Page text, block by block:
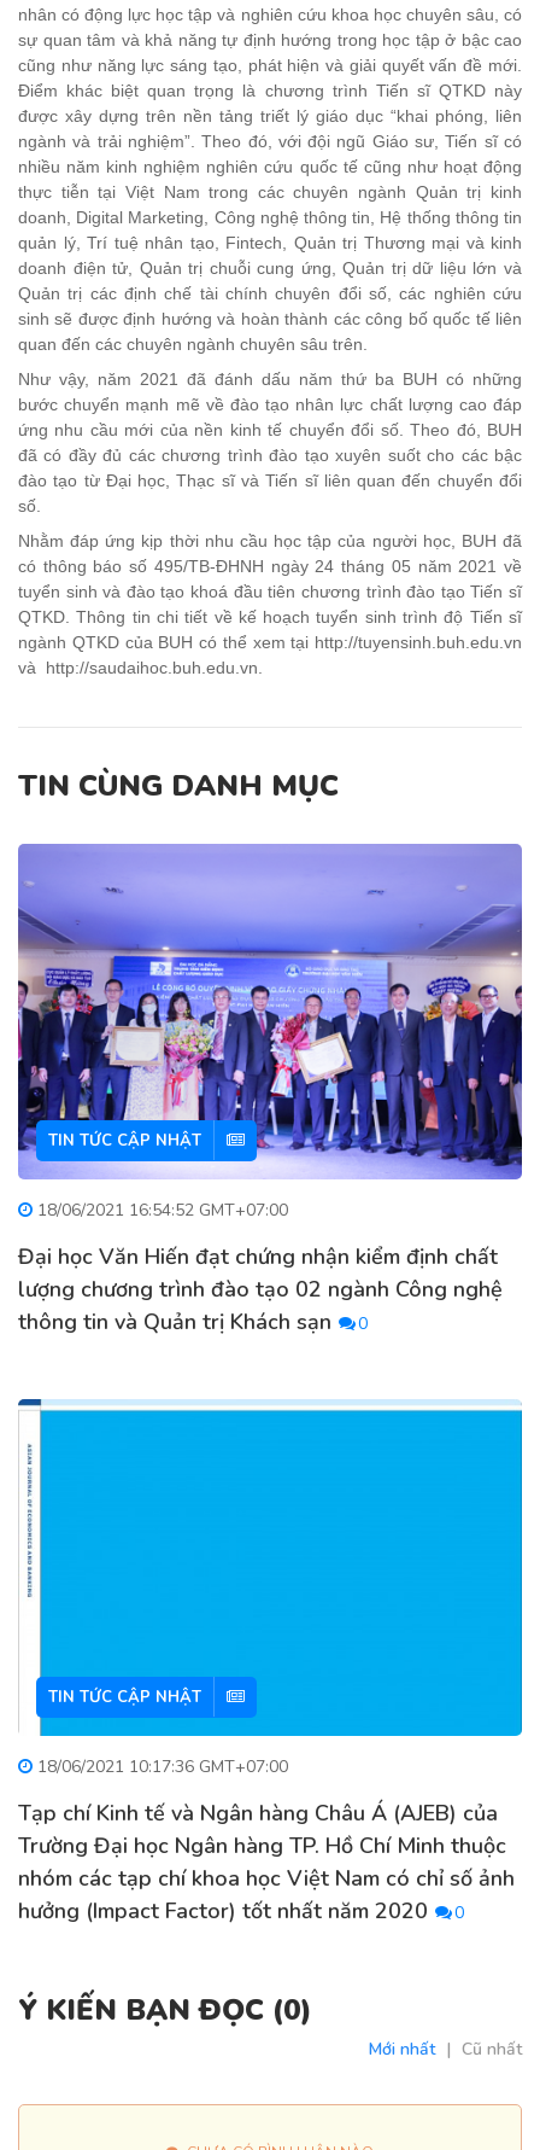
nhân có động lực học tập và nghiên cứu khoa học chuyên sâu, có
sự quan tâm và khả năng tự định hướng trong học tập ở bậc cao
cũng như năng lực sáng tạo, phát hiện và giải quyết vấn đề mới.
Điểm khác biệt quan trọng là chương trình Tiến sĩ QTKD này
được xây dựng trên nền tảng triết lý giáo dục “khai phóng, liên
ngành và trải nghiệm”. Theo đó, với đội ngũ Giáo sư, Tiến sĩ có
nhiều năm kinh nghiệm nghiên cứu quốc tế cũng như hoạt động
thực tiễn tại Việt Nam trong các chuyên ngành Quản trị kinh
doanh, Digital Marketing, Công nghệ thông tin, Hệ thống thông tin
quản lý, Trí tuệ nhân tạo, Fintech, Quản trị Thương mại và kinh
doanh điện tử, Quản trị chuỗi cung ứng, Quản trị dữ liệu lớn và
Quản trị các định chế tài chính chuyên đổi số, các nghiên cứu
sinh sẽ được định hướng và hoàn thành các công bố quốc tế liên
quan đến các chuyên ngành chuyên sâu trên.
Như vậy, năm 2021 đã đánh dấu năm thứ ba BUH có những
bước chuyển mạnh mẽ về đào tạo nhân lực chất lượng cao đáp
ứng nhu cầu mới của nền kinh tế chuyển đổi số. Theo đó, BUH
đã có đầy đủ các chương trình đào tạo xuyên suốt cho các bậc
đào tạo từ Đại học, Thạc sĩ và Tiến sĩ liên quan đến chuyển đổi
số.
Nhằm đáp ứng kịp thời nhu cầu học tập của người học, BUH đã
có thông báo số 495/TB-ĐHNH ngày 24 tháng 05 năm 2021 về
tuyển sinh và đào tạo khoá đầu tiên chương trình đào tạo Tiến sĩ
QTKD. Thông tin chi tiết về kế hoạch tuyển sinh trình độ Tiến sĩ
ngành QTKD của BUH có thể xem tại http://tuyensinh.buh.edu.vn
và
http://saudaihoc.buh.edu.vn.
TIN CÙNG DANH MỤC
TIN TỨC CẬP NHẬT
18/06/2021 16:54:52 GMT+07:00
Đại học Văn Hiến đạt chứng nhận kiểm định chất
lượng chương trình đào tạo 02 ngành Công nghệ
thông tin và Quản trị Khách sạn
0
TIN TỨC CẬP NHẬT
18/06/2021 10:17:36 GMT+07:00
Tạp chí Kinh tế và Ngân hàng Châu Á (AJEB) của
Trường Đại học Ngân hàng TP. Hồ Chí Minh thuộc
nhóm các tạp chí khoa học Việt Nam có chỉ số ảnh
hưởng (Impact Factor) tốt nhất năm 2020
0
Ý KIẾN BẠN ĐỌC (0)
Mới nhất | Cũ nhất